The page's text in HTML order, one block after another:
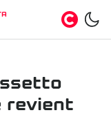
revient